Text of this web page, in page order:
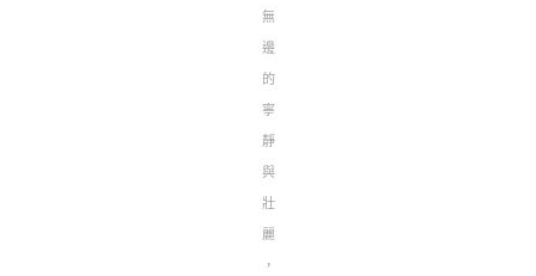
無
邊
的
寧
靜
與
壯
麗
，